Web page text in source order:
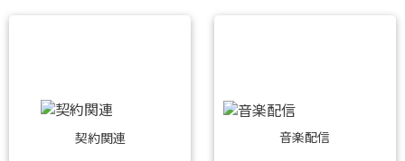
契約関連 音楽配信